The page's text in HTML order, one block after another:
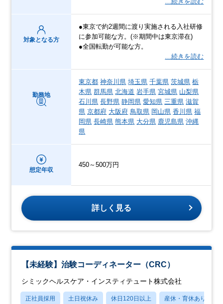
対象となる方
●東京で約2週間に渡り実施される入社研修
に参加可能な方。(※期間中は東京滞在)
●全国転勤が可能な方。
…続きを読む
勤務地
東京都 神奈川県 埼玉県 千葉県 茨城県 栃
木県 群馬県 北海道 岩手県 宮城県 山梨県
石川県 長野県 静岡県 愛知県 三重県 滋賀
県 京都府 大阪府 鳥取県 岡山県 香川県 福
岡県 長崎県 熊本県 大分県 鹿児島県 沖縄
県
想定年収
450～500万円
詳しく見る
【未経験】治験コーディネーター（CRC）
シミックヘルスケア・インスティテュート株式会社
正社員採用 土日祝休み 休日120日以上 産休・育休あり